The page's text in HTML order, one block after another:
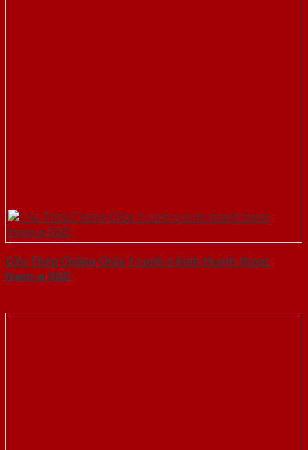
Cửa Thép Chống Cháy 1 canh o kinh thanh thoat
hiem-a-SGD